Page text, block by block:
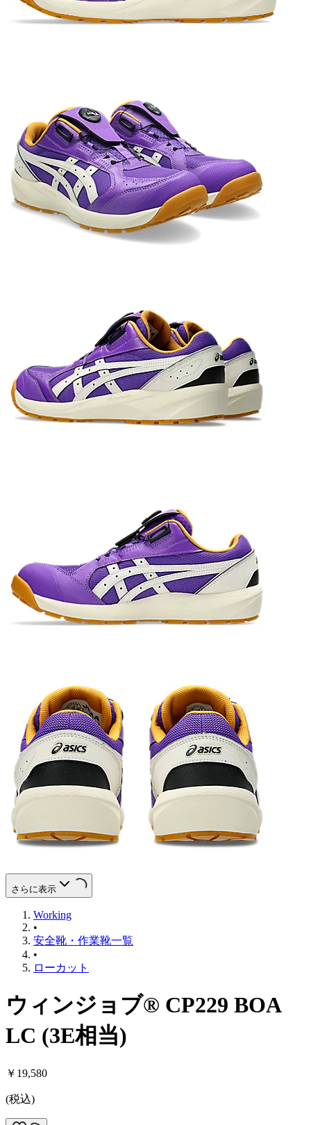
さらに表示
Working
•
安全靴・作業靴一覧
•
ローカット
ウィンジョブ® CP229 BOA
LC (3E相当)
￥19,580
(税込)